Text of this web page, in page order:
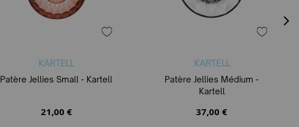
KARTELL
Patère Jellies Small - Kartell
21,00 €
KARTELL
Patère Jellies Médium -
Kartell
37,00 €